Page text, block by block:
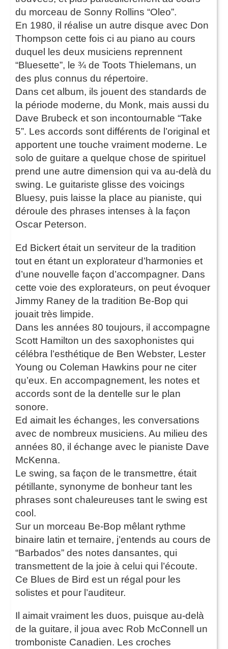
du morceau de Sonny Rollins “Oleo”.
En 1980, il réalise un autre disque avec Don
Thompson cette fois ci au piano au cours
duquel les deux musiciens reprennent
“Bluesette”, le ¾ de Toots Thielemans, un
des plus connus du répertoire.
Dans cet album, ils jouent des standards de
la période moderne, du Monk, mais aussi du
Dave Brubeck et son incontournable “Take
5”. Les accords sont différents de l’original et
apportent une touche vraiment moderne. Le
solo de guitare a quelque chose de spirituel
prend une autre dimension qui va au-delà du
swing. Le guitariste glisse des voicings
Bluesy, puis laisse la place au pianiste, qui
déroule des phrases intenses à la façon
Oscar Peterson.
Ed Bickert était un serviteur de la tradition
tout en étant un explorateur d’harmonies et
d’une nouvelle façon d’accompagner. Dans
cette voie des explorateurs, on peut évoquer
Jimmy Raney de la tradition Be-Bop qui
jouait très limpide.
Dans les années 80 toujours, il accompagne
Scott Hamilton un des saxophonistes qui
célébra l’esthétique de Ben Webster, Lester
Young ou Coleman Hawkins pour ne citer
qu’eux. En accompagnement, les notes et
accords sont de la dentelle sur le plan
sonore.
Ed aimait les échanges, les conversations
avec de nombreux musiciens. Au milieu des
années 80, il échange avec le pianiste Dave
McKenna.
Le swing, sa façon de le transmettre, était
pétillante, synonyme de bonheur tant les
phrases sont chaleureuses tant le swing est
cool.
Sur un morceau Be-Bop mêlant rythme
binaire latin et ternaire, j’entends au cours de
“Barbados” des notes dansantes, qui
transmettent de la joie à celui qui l’écoute.
Ce Blues de Bird est un régal pour les
solistes et pour l’auditeur.
Il aimait vraiment les duos, puisque au-delà
de la guitare, il joua avec Rob McConnell un
tromboniste Canadien. Les croches